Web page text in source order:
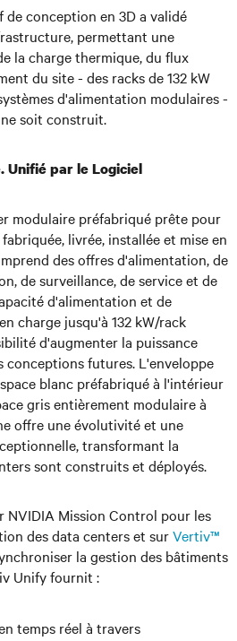
conception en 3D a validé
permettant une
la charge thermique, du flux
du site - des racks de 132 kW
d'alimentation modulaires -
soit construit.
Unifié par le Logiciel
modulaire préfabriqué prête pour
livrée, installée et mise en
des offres d'alimentation, de
de surveillance, de service et de
d'alimentation et de
charge jusqu'à 132 kW/rack
d'augmenter la puissance
conceptions futures. L'enveloppe
blanc préfabriqué à l'intérieur
gris entièrement modulaire à
offre une évolutivité et une
transformant la
sont construits et déployés.
NVIDIA Mission Control pour les
des data centers et surVertiv™
la gestion des bâtiments
Unify fournit :
temps réel à travers